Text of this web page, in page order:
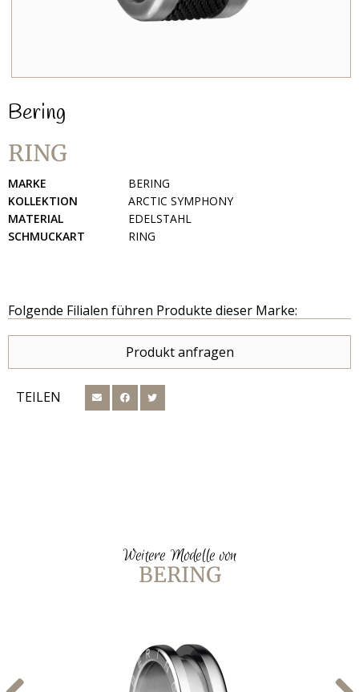
Bering
RING
MARKE
BERING
KOLLEKTION
ARCTIC SYMPHONY
MATERIAL
EDELSTAHL
SCHMUCKART
RING
Folgende Filialen führen Produkte dieser Marke:
Produkt anfragen
TEILEN
Weitere Modelle von
BERING